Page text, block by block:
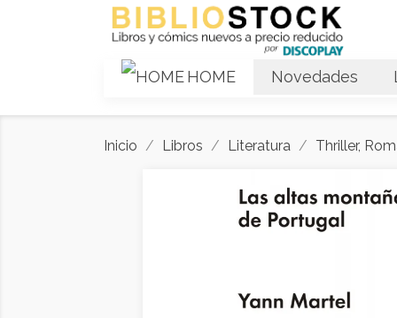
HOME Novedades
Inicio Libros Literatura Thriller,